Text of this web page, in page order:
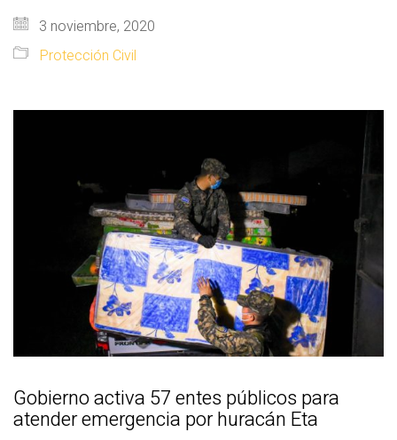
3 noviembre, 2020
Protección Civil
Gobierno activa 57 entes públicos para
atender emergencia por huracán Eta